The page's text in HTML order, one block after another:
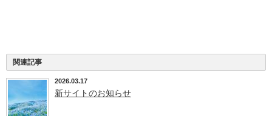
関連記事
2026.03.17
新サイトのお知らせ